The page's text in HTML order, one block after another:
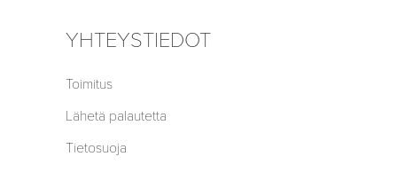
YHTEYSTIEDOT
Toimitus
Lähetä palautetta
Tietosuoja